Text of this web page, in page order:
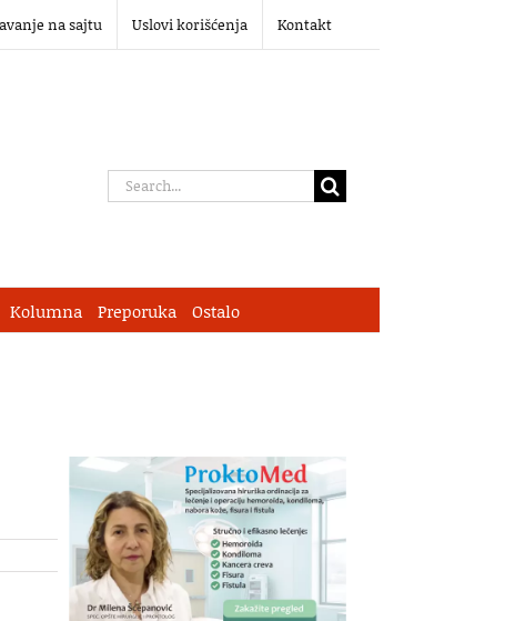
na sajtu Uslovi korišćenja Kontakt
Search
Kolumna Preporuka Ostalo